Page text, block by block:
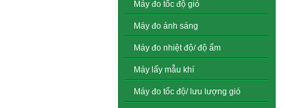
Máy đo tốc độ gió
Máy đo ánh sáng
Máy đo nhiệt độ/ độ ẩm
Máy lấy mẫu khí
Máy đo tốc độ/ lưu lượng gió